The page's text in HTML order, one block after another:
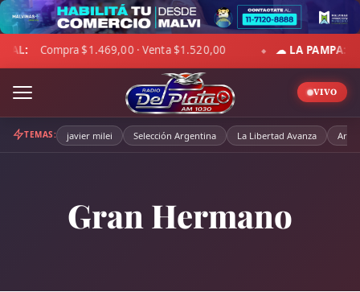
Skip
to
content
◆ ☁ LA PAMPA: 8°C · Sensación 1°C · Cubierto · Viento 30 km/h ·
VIVO
TEMAS: javier milei Selección Argentina La Libertad Avanza
Gran Hermano